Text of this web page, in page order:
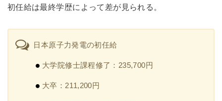
初任給は最終学歴によって差が見られる。
日本原子力発電の初任給
大学院修士課程修了：235,700円
大卒：211,200円